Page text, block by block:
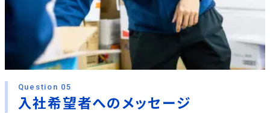
Question 05
入社希望者へのメッセージ